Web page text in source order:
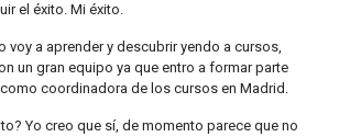
el éxito. Mi éxito.
voy a aprender y descubrir yendo a cursos,
un gran equipo ya que entro a formar parte
coordinadora de los cursos en Madrid.
Yo creo que sí, de momento parece que no